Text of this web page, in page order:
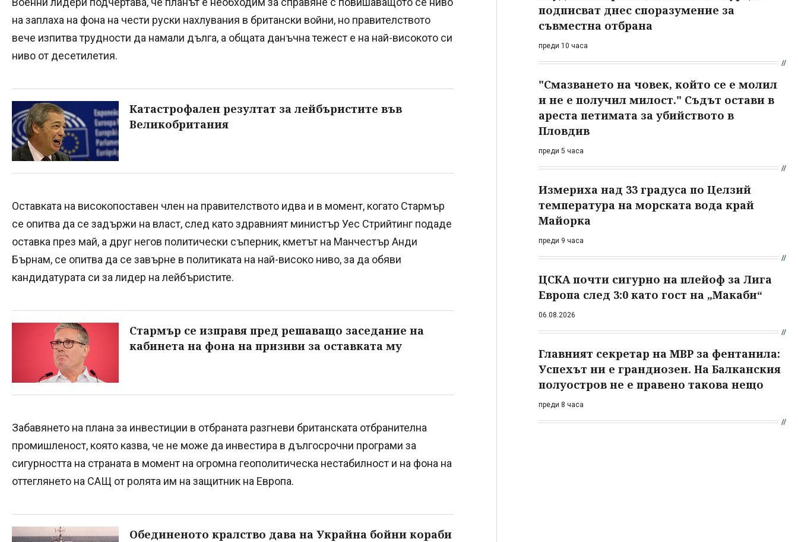
на заплаха на фона на чести руски нахлувания в британски войни, но правителството
вече изпитва трудности да намали дълга, а общата данъчна тежест е на най-високото си
ниво от десетилетия.
Катастрофален резултат за лейбъристите във
Великобритания
Оставката на високопоставен член на правителството идва и в момент, когато Стармър
се опитва да се задържи на власт, след като здравният министър Уес Стрийтинг подаде
оставка през май, а друг негов политически съперник, кметът на Манчестър Анди
Бърнам, се опитва да се завърне в политиката на най-високо ниво, за да обяви
кандидатурата си за лидер на лейбъристите.
Стармър се изправя пред решаващо заседание на
кабинета на фона на призиви за оставката му
Забавянето на плана за инвестиции в отбраната разгневи британската отбранителна
промишленост, която казва, че не може да инвестира в дългосрочни програми за
сигурността на страната в момент на огромна геополитическа нестабилност и на фона на
оттеглянето на САЩ от ролята им на защитник на Европа.
Обединеното кралство дава на Украйна бойни кораби
подписват днес споразумение за
съвместна отбрана
преди 10 часа
"Смазването на човек, който се е молил
и не е получил милост." Съдът остави в
ареста петимата за убийството в
Пловдив
преди 5 часа
Измериха над 33 градуса по Целзий
температура на морската вода край
Майорка
преди 9 часа
ЦСКА почти сигурно на плейоф за Лига
Европа след 3:0 като гост на „Макаби“
06.08.2026
Главният секретар на МВР за фентанила:
Успехът ни е грандиозен. На Балканския
полуостров не е правено такова нещо
преди 8 часа